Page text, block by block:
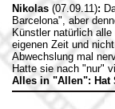
Nikolas (07.09.11):
Barcelona", aber
Künstler natürlich
eigenen Zeit und
Abwechslung mal
Hatte sie nach "nur"
Alles in "Allen": Hat